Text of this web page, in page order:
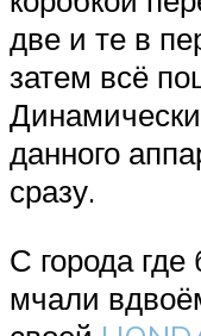
две и те в
затем всё
данного
сразу.
С города
мчали